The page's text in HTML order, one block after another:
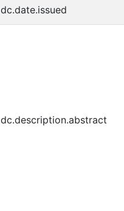
dc.date.issued
dc.description.abstract